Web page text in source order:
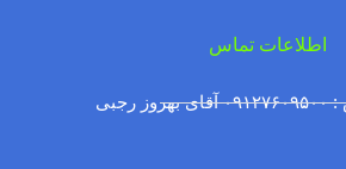
اطلاعات تماس
رجبی